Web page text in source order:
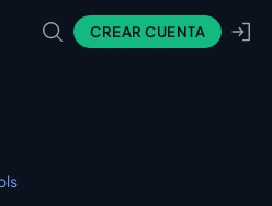
CREAR CUENTA